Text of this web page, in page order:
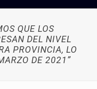
QUE LOS
DEL NIVEL
PROVINCIA, LO
DE 2021”